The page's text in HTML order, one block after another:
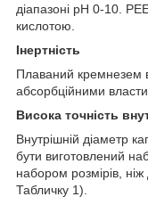
діапазоні pH 0-10.
кислотою.
Інертність
Плаваний кремнезем
абсорбційними
Висока точність
Внутрішній діаметр
бути виготовлений
набором розмірів, ніж
Табличку 1).